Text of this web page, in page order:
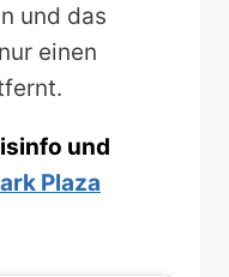
und das
einen
und
Plaza